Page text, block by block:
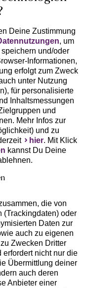
Deine Zustimmung
, um
speichern und/oder
Informationen,
erfolgt zum Zweck
unter Nutzung
für personalisierte
Inhaltsmessungen
und
Mehr Infos zur
und zu
hier. Mit Klick
kannst Du Deine
die von
(Trackingdaten) oder
Daten zur
auch zu eigenen
Zwecken Dritter
erfordert nicht nur die
Übermittlung deiner
auch deren
Anbieter einer